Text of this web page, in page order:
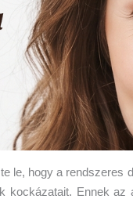
le, hogy a rendszeres
kockázatait. Ennek az